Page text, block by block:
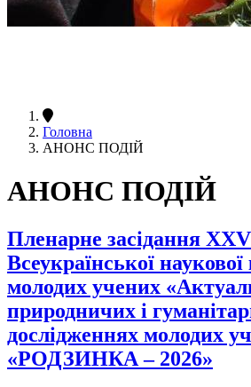
Головна
АНОНС ПОДІЙ
АНОНС ПОДІЙ
Пленарне засідання
Всеукраїнської
молодих учених
природничих і
дослідженнях молодих
«РОДЗИНКА – 2026»